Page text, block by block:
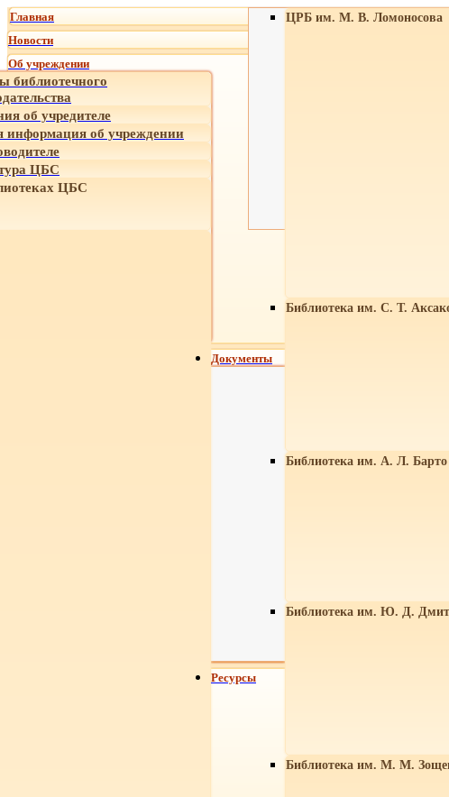
Главная
Новости
Об учреждении
библиотечного
об учредителе
об учреждении
ЦБС
ЦБС
ЦРБ им. М. В. Ломоносова
Библиотека им. С. Т.
Библиотека им. А. Л. Барто
Библиотека им. Ю. Д.
Библиотека им. М. М.
Документы
Ресурсы